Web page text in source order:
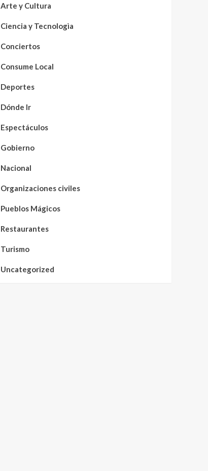
Arte y Cultura
Ciencia y Tecnologìa
Conciertos
Consume Local
Deportes
Dónde Ir
Espectáculos
Gobierno
Nacional
Organizaciones civiles
Pueblos Mágicos
Restaurantes
Turismo
Uncategorized